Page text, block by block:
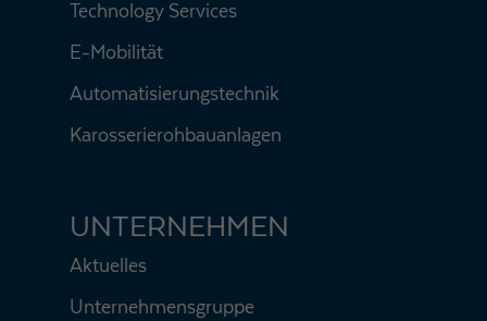
Technology Services
E-Mobilität
Automatisierungstechnik
Karosserierohbauanlagen
UNTERNEHMEN
Aktuelles
Unternehmensgruppe